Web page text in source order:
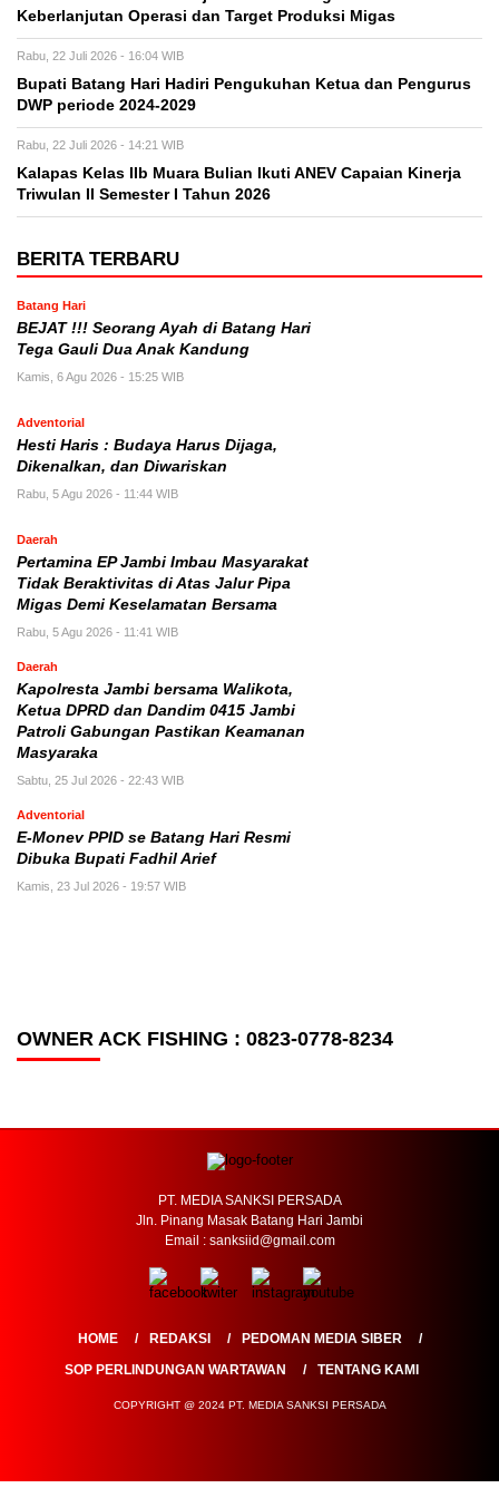
Keberlanjutan Operasi dan Target Produksi Migas
Rabu, 22 Juli 2026 - 16:04 WIB
Bupati Batang Hari Hadiri Pengukuhan Ketua dan Pengurus
DWP periode 2024-2029
Rabu, 22 Juli 2026 - 14:21 WIB
Kalapas Kelas IIb Muara Bulian Ikuti ANEV Capaian Kinerja
Triwulan II Semester I Tahun 2026
BERITA TERBARU
Batang Hari
BEJAT !!! Seorang Ayah di Batang Hari
Tega Gauli Dua Anak Kandung
Kamis, 6 Agu 2026 - 15:25 WIB
Adventorial
Hesti Haris : Budaya Harus Dijaga,
Dikenalkan, dan Diwariskan
Rabu, 5 Agu 2026 - 11:44 WIB
Daerah
Pertamina EP Jambi Imbau Masyarakat
Tidak Beraktivitas di Atas Jalur Pipa
Migas Demi Keselamatan Bersama
Rabu, 5 Agu 2026 - 11:41 WIB
Daerah
Kapolresta Jambi bersama Walikota,
Ketua DPRD dan Dandim 0415 Jambi
Patroli Gabungan Pastikan Keamanan
Masyaraka
Sabtu, 25 Jul 2026 - 22:43 WIB
Adventorial
E-Monev PPID se Batang Hari Resmi
Dibuka Bupati Fadhil Arief
Kamis, 23 Jul 2026 - 19:57 WIB
OWNER ACK FISHING : 0823-0778-8234
PT. MEDIA SANKSI PERSADA
Jln. Pinang Masak Batang Hari Jambi
Email : sanksiid@gmail.com
HOME REDAKSI
PEDOMAN MEDIA SIBER
SOP PERLINDUNGAN WARTAWAN
TENTANG KAMI
COPYRIGHT @ 2024 PT. MEDIA SANKSI PERSADA